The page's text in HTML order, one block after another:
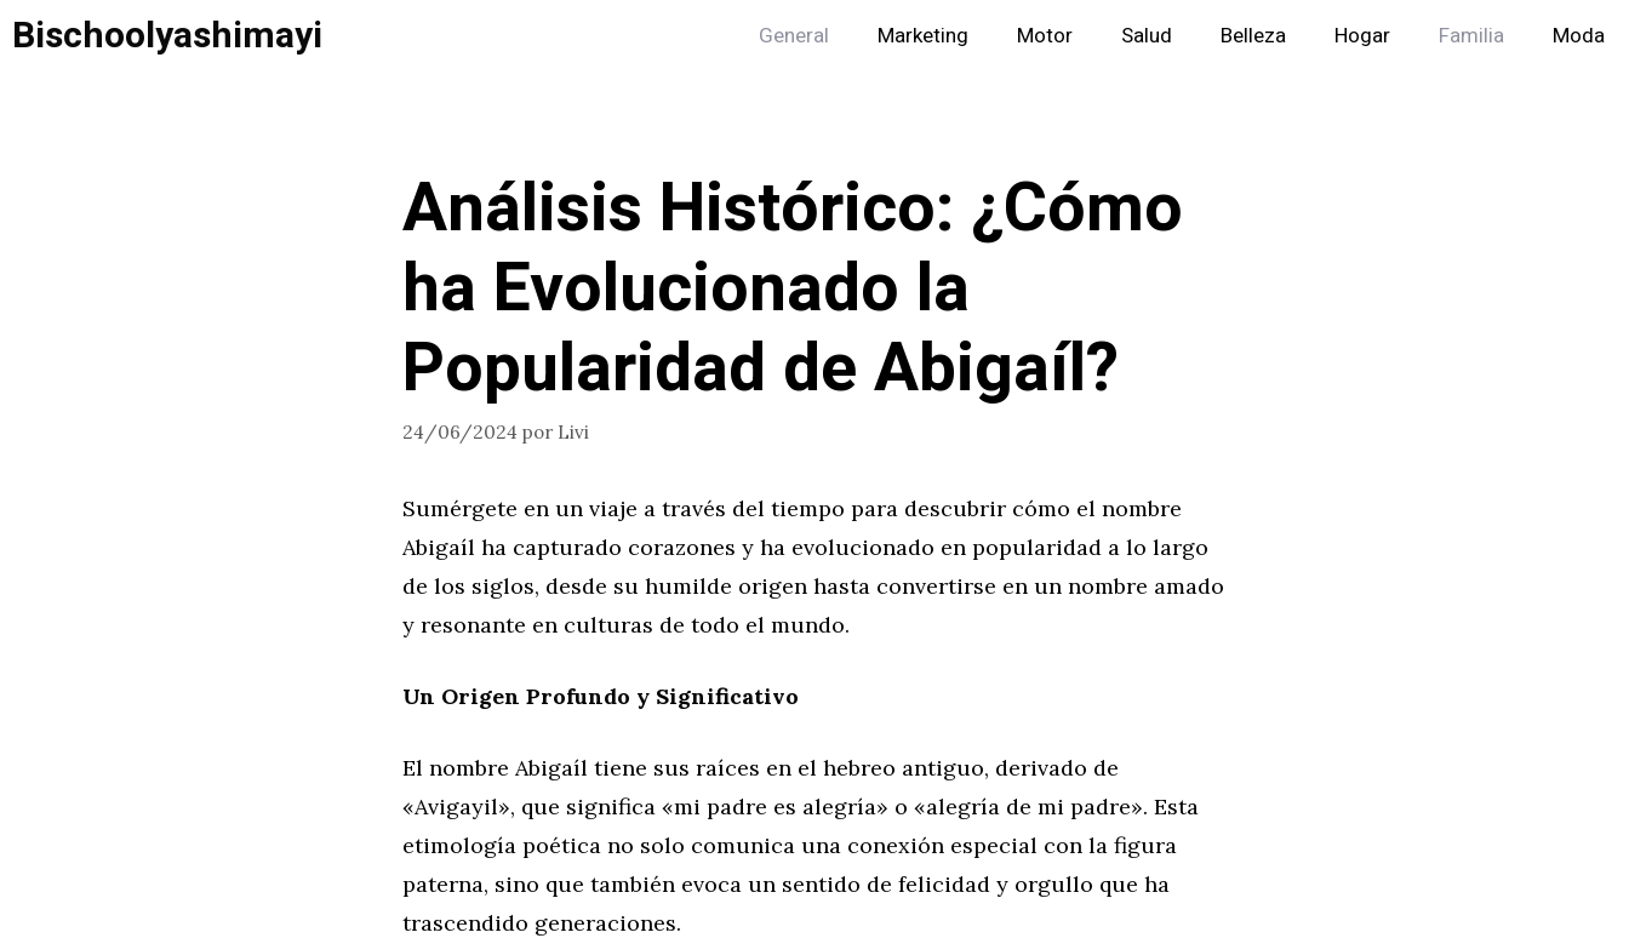
Saltar
alBischoolyashimayi General Marketing Motor Salud Belleza Hogar Familia Moda
Análisis Histórico: ¿Cómo
ha Evolucionado la
Popularidad de Abigaíl?
24/06/2024 por Livi
Sumérgete en un viaje a través del tiempo para descubrir cómo el nombre
Abigaíl ha capturado corazones y ha evolucionado en popularidad a lo largo
de los siglos, desde su humilde origen hasta convertirse en un nombre amado
y resonante en culturas de todo el mundo.
Un Origen Profundo y Significativo
El nombre Abigaíl tiene sus raíces en el hebreo antiguo, derivado de
«Avigayil», que significa «mi padre es alegría» o «alegría de mi padre». Esta
etimología poética no solo comunica una conexión especial con la figura
paterna, sino que también evoca un sentido de felicidad y orgullo que ha
trascendido generaciones.